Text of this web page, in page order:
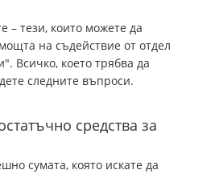
– тези, които можете да
на съдействие от отдел
Всичко, което трябва да
следните въпроси.
средства за
сумата, която искате да